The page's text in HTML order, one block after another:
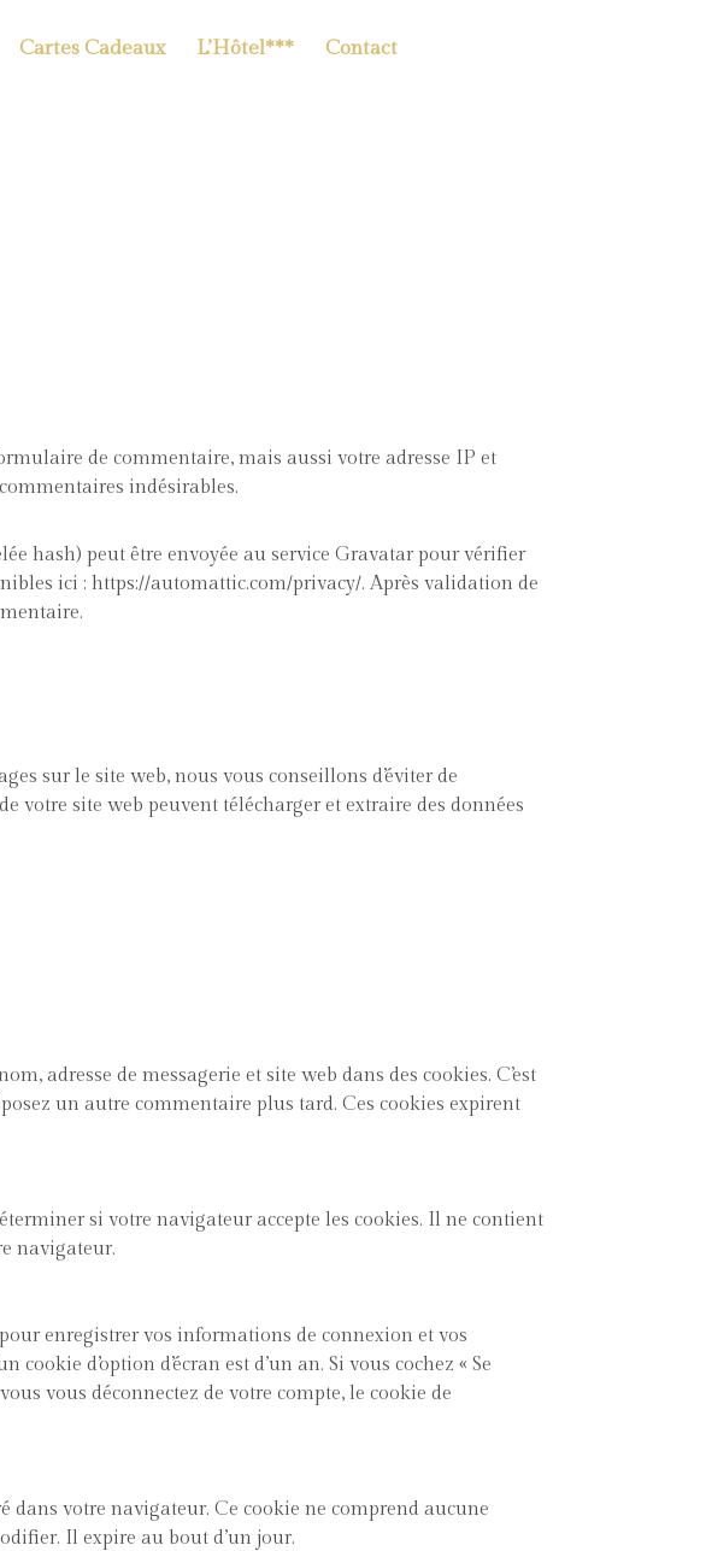
Cartes Cadeaux L’Hôtel*** Contact
de commentaire, mais aussi votre adresse IP et
indésirables.
hash) peut être envoyée au service Gravatar pour vérifier
ici : https://automattic.com/privacy/. Après validation de
sur le site web, nous vous conseillons d’éviter de
votre site web peuvent télécharger et extraire des données
adresse de messagerie et site web dans des cookies. C’est
un autre commentaire plus tard. Ces cookies expirent
si votre navigateur accepte les cookies. Il ne contient
navigateur.
enregistrer vos informations de connexion et vos
d’option d’écran est d’un an. Si vous cochez « Se
vous déconnectez de votre compte, le cookie de
votre navigateur. Ce cookie ne comprend aucune
Il expire au bout d’un jour.